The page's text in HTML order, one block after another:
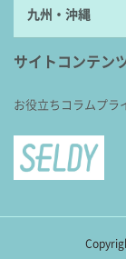
九州・沖縄
サイトコンテン
お役立ちコラムプラ